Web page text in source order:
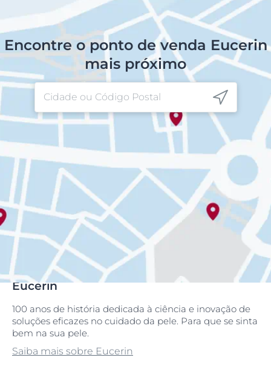
Encontre o ponto de venda Eucerin
mais próximo
Eucerin
100 anos de história dedicada à ciência e inovação de
soluções eficazes no cuidado da pele. Para que se sinta
bem na sua pele.
Saiba mais sobre Eucerin